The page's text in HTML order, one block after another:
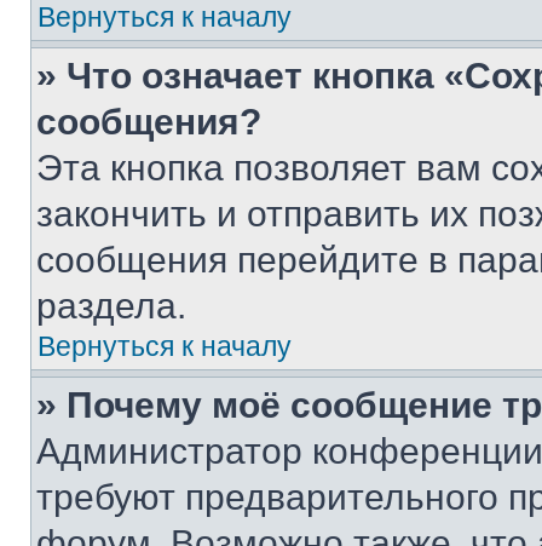
Вернуться к началу
» Что означает кнопка
сообщения?
Эта кнопка позволяет вам
закончить и отправить их
сообщения перейдите в
раздела.
Вернуться к началу
» Почему моё сообщение
Администратор
требуют предварительного